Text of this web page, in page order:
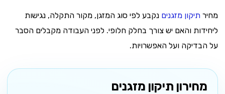
מחיר תיקון מזגנים נקבע לפי סוג המזגן, מקור התקלה, נגישות
ליחידות והאם יש צורך בחלק חלופי. לפני העבודה מקבלים הסבר
על הבדיקה ועל האפשרויות.
מחירון תיקון מזגנים